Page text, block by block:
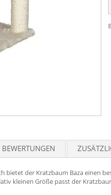
BEWERTUNGEN
der Kratzbaum Baza einen
kleinen Größe passt der